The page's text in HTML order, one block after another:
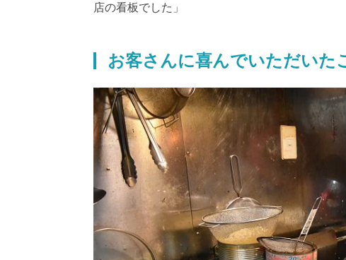
店の看板でした」
お客さんに喜んでいただいた